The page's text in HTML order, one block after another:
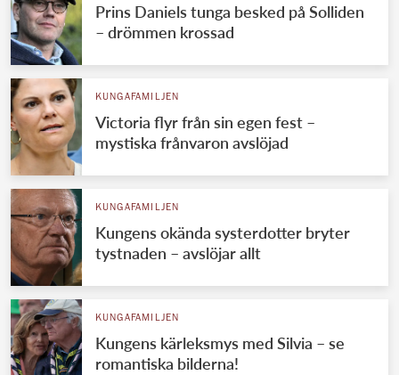
Prins Daniels tunga besked på Solliden
– drömmen krossad
KUNGAFAMILJEN
Victoria flyr från sin egen fest –
mystiska frånvaron avslöjad
KUNGAFAMILJEN
Kungens okända systerdotter bryter
tystnaden – avslöjar allt
KUNGAFAMILJEN
Kungens kärleksmys med Silvia – se
romantiska bilderna!